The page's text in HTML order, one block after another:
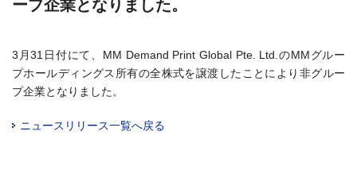
ープ企業となりました。
3月31日付にて、MM Demand Print Global Pte. Ltd.のMMグルー
プホールディングス所有の全株式を譲渡したことにより非グルー
プ企業となりました。
ニュースリリース一覧へ戻る